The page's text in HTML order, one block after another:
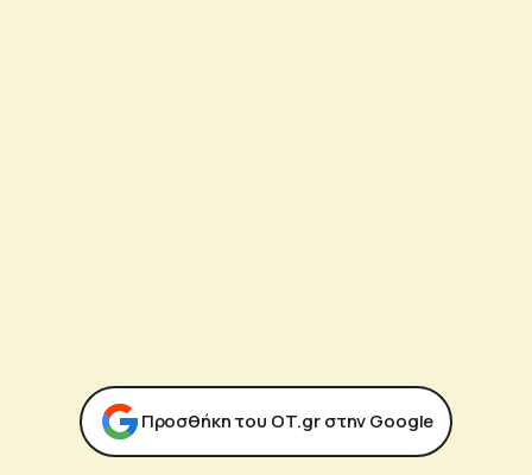
Προσθήκη του ΟΤ.gr στην Google